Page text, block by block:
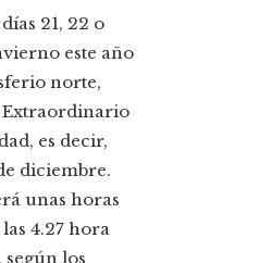
21, 22 o
este año
norte,
Extraordinario
es decir,
diciembre.
unas horas
4.27 hora
los